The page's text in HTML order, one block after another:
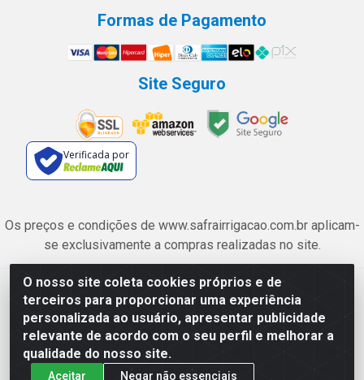
O nosso site coleta cookies próprios e de
terceiros para proporcionar uma experiência
personalizada ao usuário, apresentar publicidade
relevante de acordo com o seu perfil e melhorar a
qualidade do nosso site.
Aceitar Negar não essenciais
Formas de Pagamento
Site Seguro
Verificada por
Os preços e condições de www.safrairrigacao.com.br aplicam-
se exclusivamente a compras realizadas no site.
Safra Agrícola e Pecuária LTDA - Avenida Castelo Branco, 5330 -
Esplanada dos Anicuns, Goiânia/GO - CEP 74.433-205 - CNPJ
06.315.490/0001-00